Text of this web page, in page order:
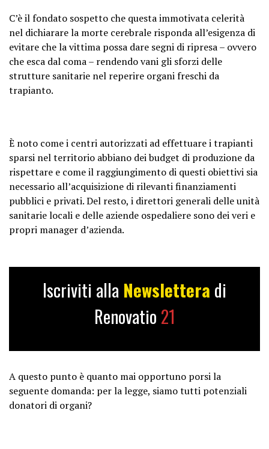
C’è il fondato sospetto che questa immotivata celerità
nel dichiarare la morte cerebrale risponda all’esigenza di
evitare che la vittima possa dare segni di ripresa – ovvero
che esca dal coma – rendendo vani gli sforzi delle
strutture sanitarie nel reperire organi freschi da
trapianto.
È noto come i centri autorizzati ad effettuare i trapianti
sparsi nel territorio abbiano dei budget di produzione da
rispettare e come il raggiungimento di questi obiettivi sia
necessario all’acquisizione di rilevanti finanziamenti
pubblici e privati. Del resto, i direttori generali delle unità
sanitarie locali e delle aziende ospedaliere sono dei veri e
propri manager d’azienda.
Iscriviti alla Newslettera di
Renovatio 21
A questo punto è quanto mai opportuno porsi la
seguente domanda: per la legge, siamo tutti potenziali
donatori di organi?